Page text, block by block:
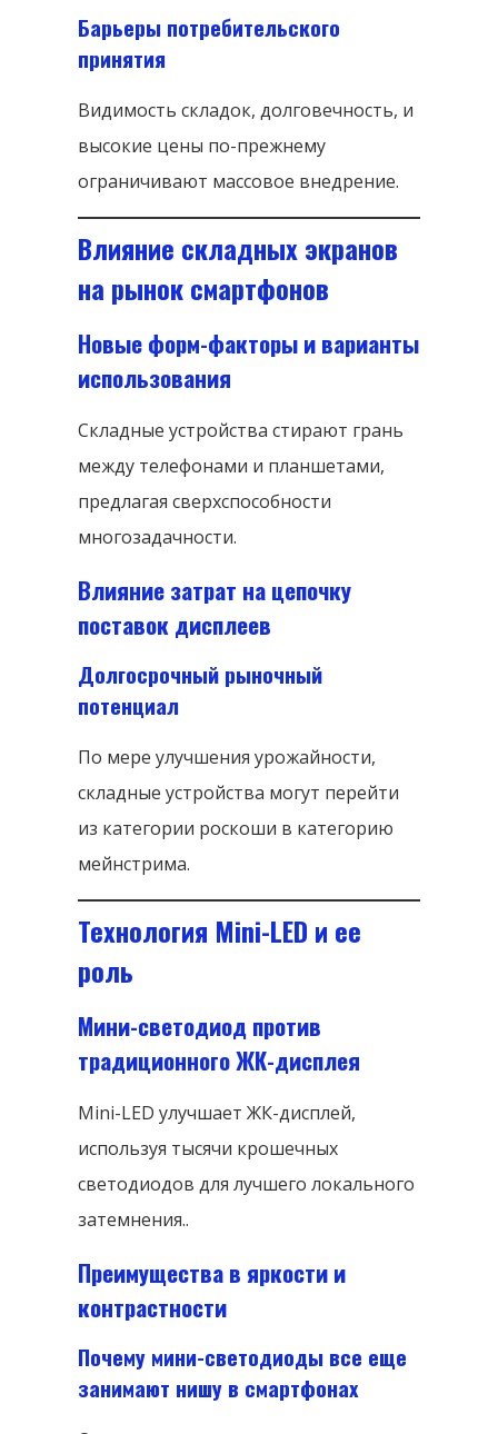
Барьеры потребительского
принятия
Видимость складок, долговечность, и
высокие цены по-прежнему
ограничивают массовое внедрение.
Влияние складных экранов
на рынок смартфонов
Новые форм-факторы и варианты
использования
Складные устройства стирают грань
между телефонами и планшетами,
предлагая сверхспособности
многозадачности.
Влияние затрат на цепочку
поставок дисплеев
Долгосрочный рыночный
потенциал
По мере улучшения урожайности,
складные устройства могут перейти
из категории роскоши в категорию
мейнстрима.
Технология Mini-LED и ее
роль
Мини-светодиод против
традиционного ЖК-дисплея
Mini-LED улучшает ЖК-дисплей,
используя тысячи крошечных
светодиодов для лучшего локального
затемнения..
Преимущества в яркости и
контрастности
Почему мини-светодиоды все еще
занимают нишу в смартфонах